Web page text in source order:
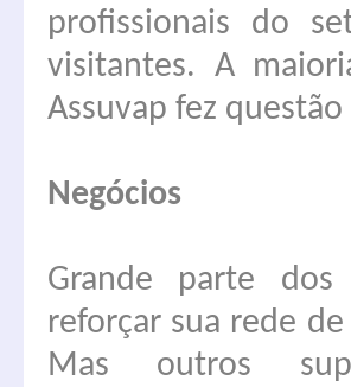
profissionais do
visitantes. A
Assuvap fez
Negócios
Grande parte
reforçar sua rede
Mas outros